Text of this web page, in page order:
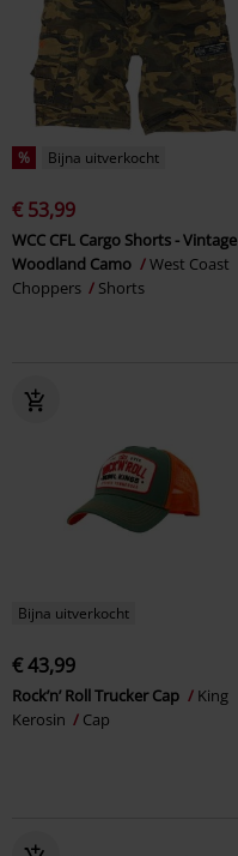
% Bijna uitverkocht
€ 53,99
WCC CFL Cargo Shorts - Vintage
Woodland Camo
West Coast
Choppers
Shorts
Bijna uitverkocht
€ 43,99
Rock’n’ Roll Trucker Cap
King
Kerosin
Cap